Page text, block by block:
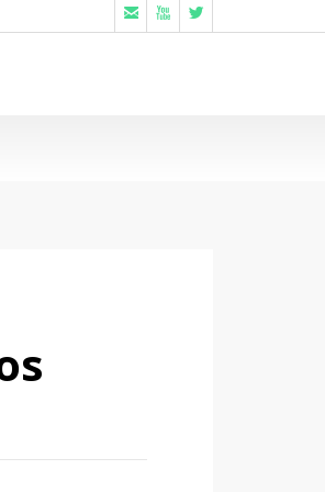
  